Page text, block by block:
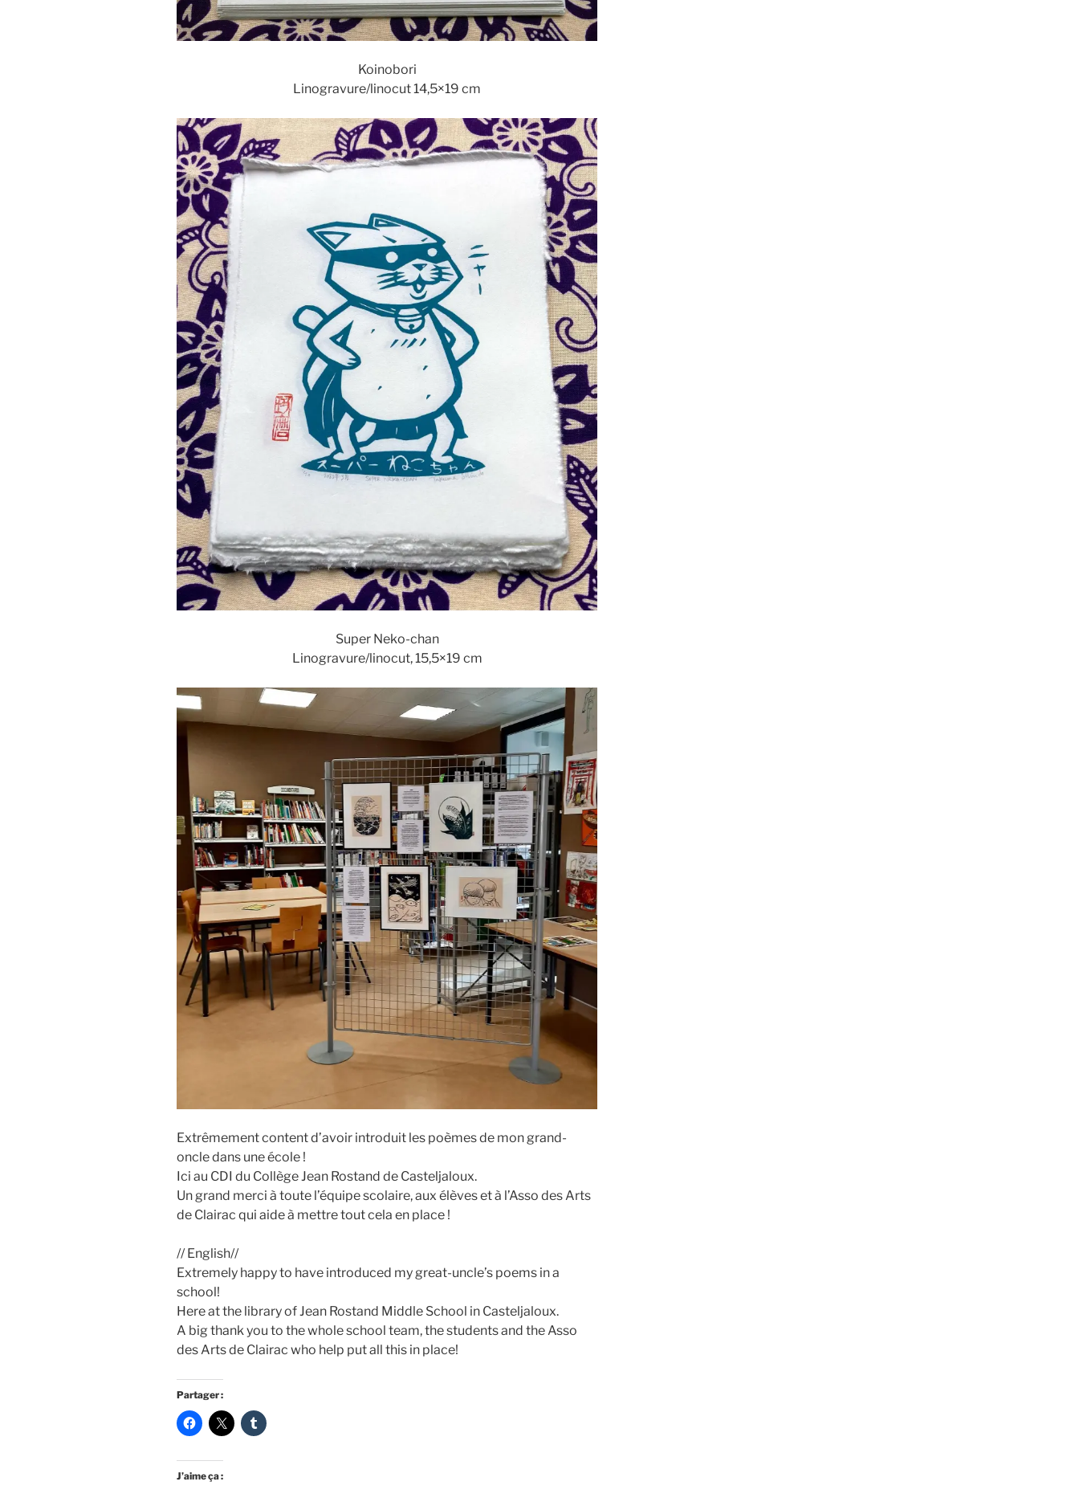
Koinobori
Linogravure/linocut 14,5×19 cm
Super Neko-chan
Linogravure/linocut, 15,5×19 cm
Extrêmement content d’avoir introduit les poèmes de mon grand-
oncle dans une école !
Ici au CDI du Collège Jean Rostand de Casteljaloux.
Un grand merci à toute l’équipe scolaire, aux élèves et à l’Asso des Arts
de Clairac qui aide à mettre tout cela en place !
// English//
Extremely happy to have introduced my great-uncle’s poems in a
school!
Here at the library of Jean Rostand Middle School in Casteljaloux.
A big thank you to the whole school team, the students and the Asso
des Arts de Clairac who help put all this in place!
Partager :
J’aime ça :